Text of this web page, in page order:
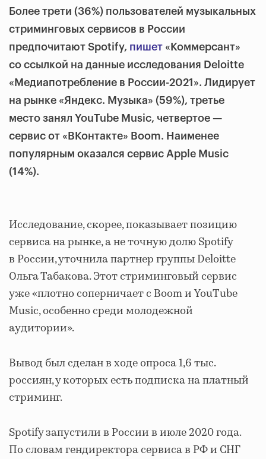
Более трети (36%) пользователей музыкальных
стриминговых сервисов в России
предпочитают Spotify, пишет «Коммерсант»
со ссылкой на данные исследования Deloitte
«Медиапотребление в России-2021». Лидирует
на рынке «Яндекс. Музыка» (59%), третье
место занял YouTube Music, четвертое —
сервис от «ВКонтакте» Boom. Наименее
популярным оказался сервис Apple Music
(14%).
Исследование, скорее, показывает позицию
сервиса на рынке, а не точную долю Spotify
в России, уточнила партнер группы Deloitte
Ольга Табакова. Этот стриминговый сервис
уже «плотно соперничает с Boom и YouTube
Music, особенно среди молодежной
аудитории».
Вывод был сделан в ходе опроса 1,6 тыс.
россиян, у которых есть подписка на платный
стриминг.
Spotify запустили в России в июле 2020 года.
По словам гендиректора сервиса в РФ и СНГ